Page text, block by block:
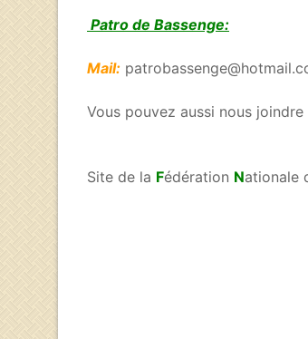
Patro de Bassenge:
Mail:
Vous pouvez aussi nous
Site de la Fédération Nationale